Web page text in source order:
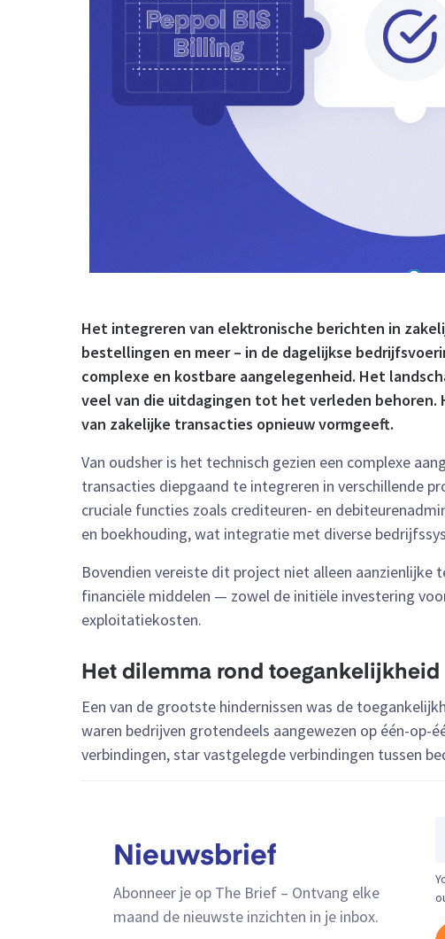
Het integreren van elektronische berichten in
bestellingen en meer – in de dagelijkse
complexe en kostbare aangelegenheid. Het
veel van die uitdagingen tot het verleden behoren.
van zakelijke transacties opnieuw vormgeeft.
Van oudsher is het technisch gezien een complexe
transacties diepgaand te integreren in verschillende
cruciale functies zoals crediteuren- en
en boekhouding, wat integratie met diverse
Bovendien vereiste dit project niet alleen aanzienlijke
financiële middelen — zowel de initiële investering
exploitatiekosten.
Het dilemma rond toegankelijkheid
Een van de grootste hindernissen was de
waren bedrijven grotendeels aangewezen op één-op-
verbindingen, star vastgelegde verbindingen tussen
Nieuwsbrief
Abonneer je op The Brief – Ontvang elke
maand de nieuwste inzichten in je inbox.